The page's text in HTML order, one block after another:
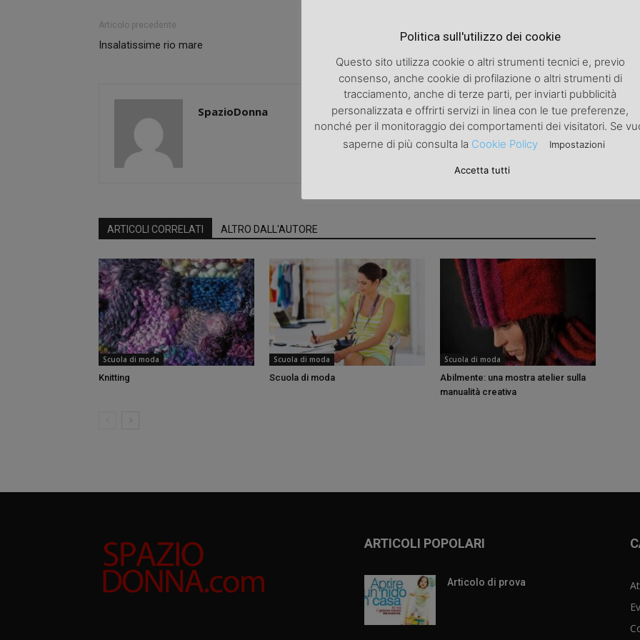
Articolo precedente
Insalatissime rio mare Le linee travel di aveda
SpazioDonna
ARTICOLI CORRELATI ALTRO DALL'AUTORE
Scuola di moda
Knitting
Scuola di moda
Scuola di moda
Scuola di moda
Abilmente: una mostra atelier sulla
manualità creativa
ARTICOLI POPOLARI
Articolo di prova
Politica sull'utilizzo dei cookie
Questo sito utilizza cookie o altri strumenti tecnici e, previo
consenso, anche cookie di profilazione o altri strumenti di
tracciamento, anche di terze parti, per inviarti pubblicità
personalizzata e offrirti servizi in linea con le tue preferenze,
nonché per il monitoraggio dei comportamenti dei visitatori. Se
saperne di più consulta la Cookie Policy Impostazioni
Accetta tutti